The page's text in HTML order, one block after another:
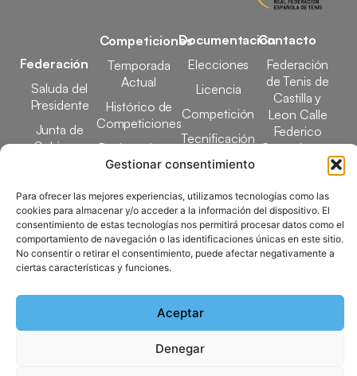
Gestionar consentimiento
Para ofrecer las mejores experiencias, utilizamos tecnologías como las
cookies para almacenar y/o acceder a la información del dispositivo. El
consentimiento de estas tecnologías nos permitirá procesar datos como el
comportamiento de navegación o las identificaciones únicas en este sitio.
No consentir o retirar el consentimiento, puede afectar negativamente a
ciertas características y funciones.
Aceptar
Denegar
Federación
Saluda del
Presidente
Junta de
Gobierno
Elecciones
Clubes
Federados
Competiciones
Temporada
Actual
Histórico de
Competiciones
Designaciones
Arbitrales
Documentación
Elecciones
Licencia
Competición
Tecnificación
Docencia
Contacto
Federación
de Tenis de
Castilla y
Leon Calle
Federico
García Lorca,
983 24 94 26
Copyright © 2025 Federación de Tenis de Castilla y León |
Desarrollado porTOOOLS
Política de Cookies